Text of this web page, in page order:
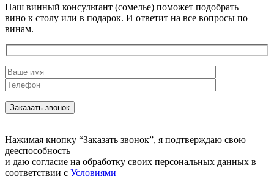
Наш винный консультант (сомелье) поможет подобрать
вино к столу или в подарок. И ответит на все вопросы по
винам.
Нажимая кнопку “Заказать звонок”, я подтверждаю свою
дееспособность
и даю согласие на обработку своих персональных данных в
соответствии с Условиями